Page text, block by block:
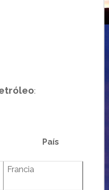
:
País
Francia